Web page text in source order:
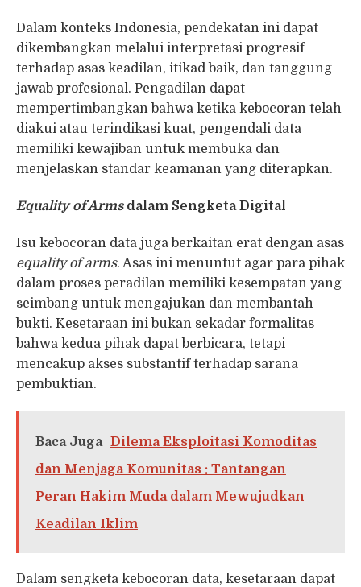
Dalam konteks Indonesia, pendekatan ini dapat
dikembangkan melalui interpretasi progresif
terhadap asas keadilan, itikad baik, dan tanggung
jawab profesional. Pengadilan dapat
mempertimbangkan bahwa ketika kebocoran telah
diakui atau terindikasi kuat, pengendali data
memiliki kewajiban untuk membuka dan
menjelaskan standar keamanan yang diterapkan.
Equality of Armsdalam Sengketa Digital
Isu kebocoran data juga berkaitan erat dengan asas
equality of arms. Asas ini menuntut agar para pihak
dalam proses peradilan memiliki kesempatan yang
seimbang untuk mengajukan dan membantah
bukti. Kesetaraan ini bukan sekadar formalitas
bahwa kedua pihak dapat berbicara, tetapi
mencakup akses substantif terhadap sarana
pembuktian.
Baca Juga Dilema Eksploitasi Komoditas
dan Menjaga Komunitas : Tantangan
Peran Hakim Muda dalam Mewujudkan
Keadilan Iklim
Dalam sengketa kebocoran data, kesetaraan dapat